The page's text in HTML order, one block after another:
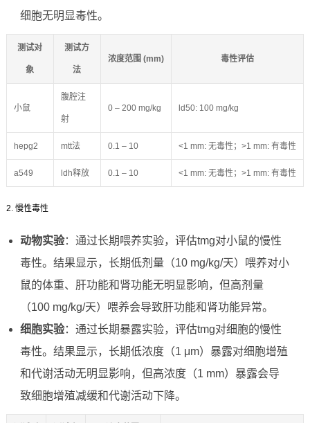
细胞无明显毒性。
测试对
象
测试方
法
浓度范围 (mm) 毒性评估
小鼠
腹腔注
射
0 – 200 mg/kg ld50: 100 mg/kg
hepg2 mtt法 0.1 – 10 <1 mm: 无毒性；>1 mm: 有毒性
a549 ldh释放 0.1 – 10 <1 mm: 无毒性；>1 mm: 有毒性
2. 慢性毒性
动物实验：通过长期喂养实验，评估tmg对小鼠的慢性
毒性。结果显示，长期低剂量（10 mg/kg/天）喂养对小
鼠的体重、肝功能和肾功能无明显影响，但高剂量
（100 mg/kg/天）喂养会导致肝功能和肾功能异常。
细胞实验：通过长期暴露实验，评估tmg对细胞的慢性
毒性。结果显示，长期低浓度（1 μm）暴露对细胞增殖
和代谢活动无明显影响，但高浓度（1 mm）暴露会导
致细胞增殖减缓和代谢活动下降。